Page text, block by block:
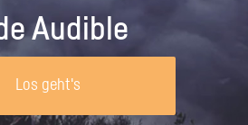
Audible
Los geht's